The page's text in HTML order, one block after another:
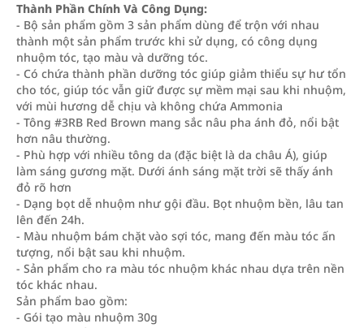
Thành Phần Chính Và Công Dụng:
- Bộ sản phẩm gồm 3 sản phẩm dùng để trộn với nhau
thành một sản phẩm trước khi sử dụng, có công dụng
nhuộm tóc, tạo màu và dưỡng tóc.
- Có chứa thành phần dưỡng tóc giúp giảm thiểu sự hư tổn
cho tóc, giúp tóc vẫn giữ được sự mềm mại sau khi nhuộm,
với mùi hương dễ chịu và không chứa Ammonia
- Tông #3RB Red Brown mang sắc nâu pha ánh đỏ, nổi bật
hơn nâu thường.
- Phù hợp với nhiều tông da (đặc biệt là da châu Á), giúp
làm sáng gương mặt. Dưới ánh sáng mặt trời sẽ thấy ánh
đỏ rõ hơn
- Dạng bọt dễ nhuộm như gội đầu. Bọt nhuộm bền, lâu tan
lên đến 24h.
- Màu nhuộm bám chặt vào sợi tóc, mang đến màu tóc ấn
tượng, nổi bật sau khi nhuộm.
- Sản phẩm cho ra màu tóc nhuộm khác nhau dựa trên nền
tóc khác nhau.
Sản phẩm bao gồm:
- Gói tạo màu nhuộm 30g